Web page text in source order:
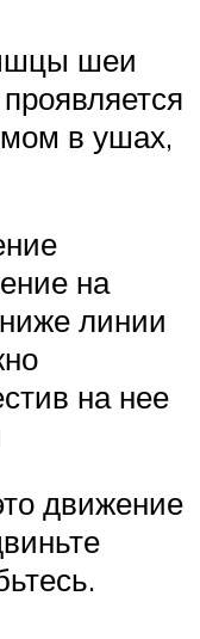
шеи
в ушах,
на
линии
на нее
движение